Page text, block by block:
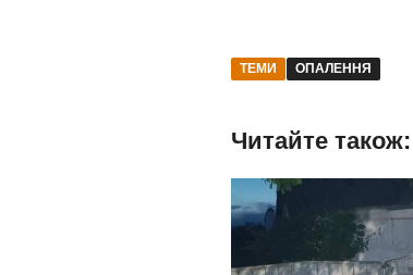
ТЕМИ ОПАЛЕННЯ
Читайте також: